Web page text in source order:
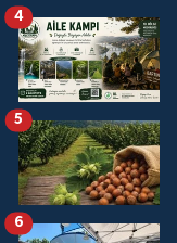
4
5
6